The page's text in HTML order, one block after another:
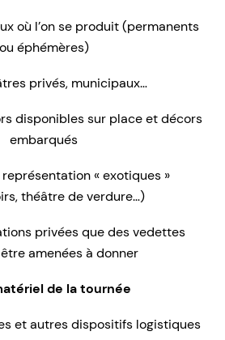
où l’on se produit (permanents
ou éphémères)
privés, municipaux…
disponibles sur place et décors
embarqués
« exotiques »
théâtre de verdure…)
privées que des vedettes
amenées à donner
de la tournée
et autres dispositifs logistiques